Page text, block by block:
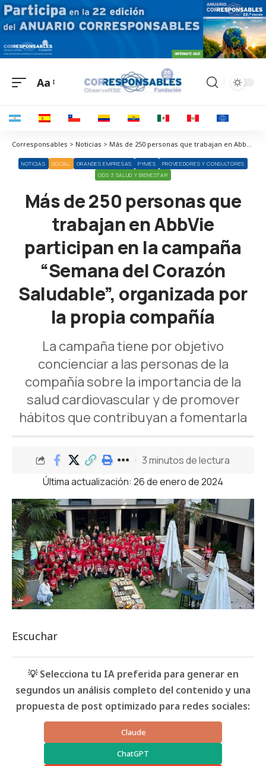
Aa
Corresponsables > Noticias > Más de 250 personas que trabajan en AbbVie participan en la campaña “Semana del Corazón Saludable”, organizada por la propia compañía
NOTICIAS SOCIAL GRANDES EMPRESAS PYMES
PROVEEDORES Y CONSULTORES
ODS 3 SALUD Y BIENESTAR
Más de 250 personas que
trabajan en AbbVie
participan en la campaña
“Semana del Corazón
Saludable”, organizada por
la propia compañía
La campaña tiene por objetivo
concienciar a las personas de la
compañía sobre la importancia de la
salud cardiovascular y de promover
hábitos que contribuyan a fomentarla
Última actualización: 26 de enero de 2024
3 minutos de lectura
Escuchar
💡 Selecciona tu IA preferida para generar en
segundos un análisis completo del contenido y una
propuesta de post optimizado para redes sociales:
Claude
ChatGPT